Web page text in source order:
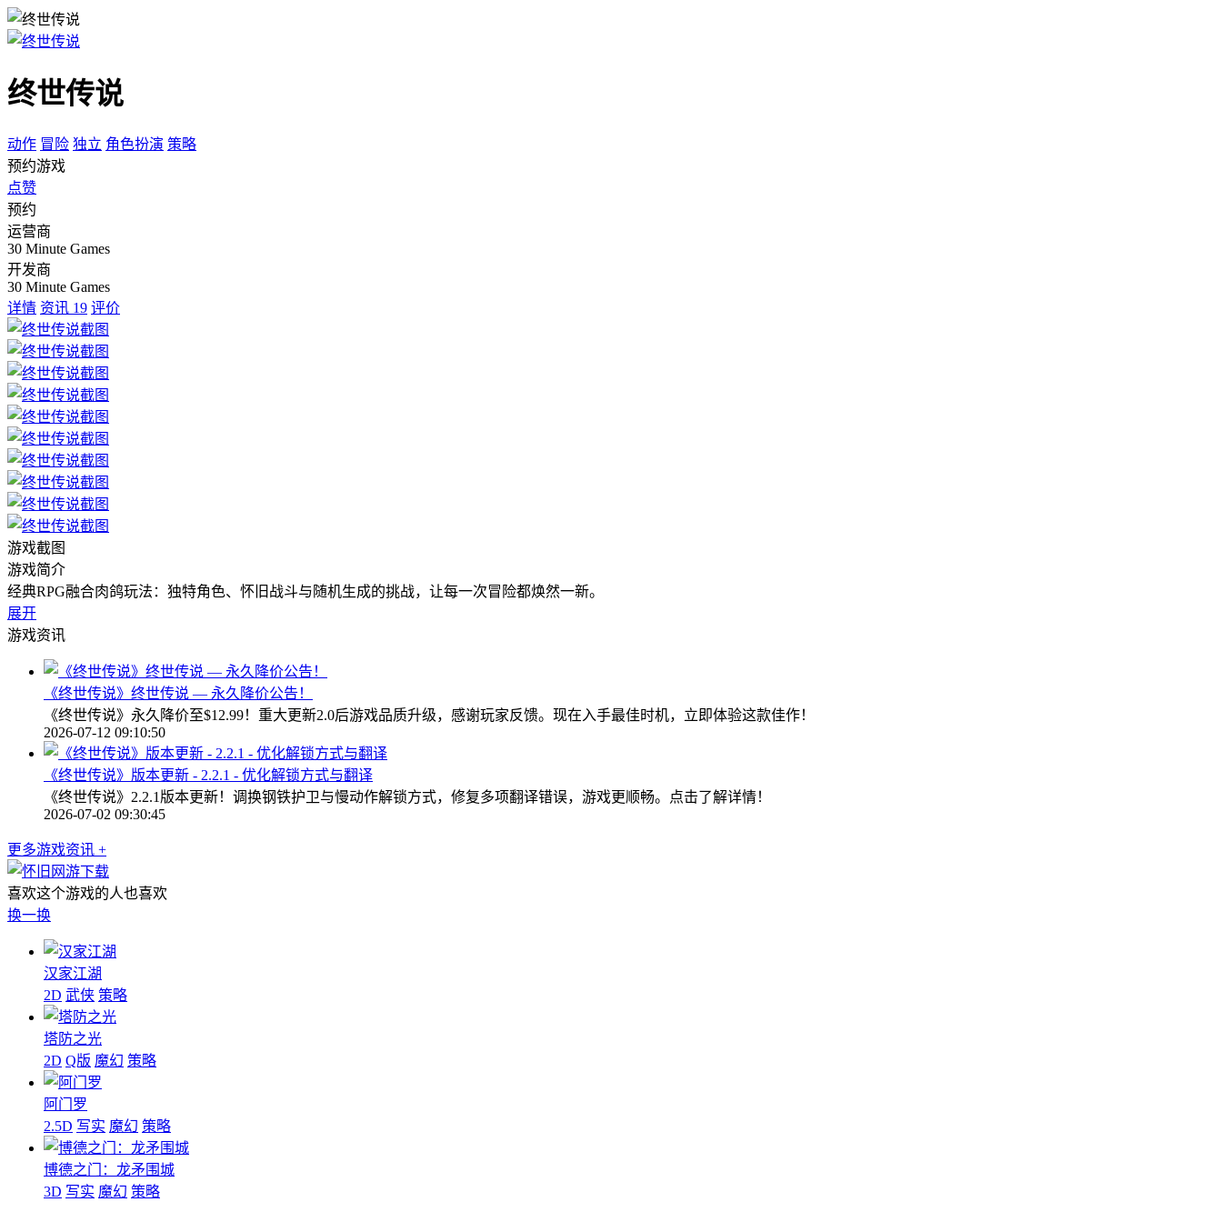
终世传说
动作 冒险 独立 角色扮演 策略
预约游戏
点赞
预约
运营商
30 Minute Games
开发商
30 Minute Games
详情 资讯 19 评价
游戏截图
游戏简介
经典RPG融合肉鸽玩法：独特角色、怀旧战斗与随机生成的挑战，让每一次冒险都焕然一新。
展开
游戏资讯
《终世传说》终世传说 — 永久降价公告！
《终世传说》永久降价至$12.99！重大更新2.0后游戏品质升级，感谢玩家反馈。现在入手最佳时机，立即体验这款佳作！
2026-07-12 09:10:50
《终世传说》版本更新 - 2.2.1 - 优化解锁方式与翻译
《终世传说》2.2.1版本更新！调换钢铁护卫与慢动作解锁方式，修复多项翻译错误，游戏更顺畅。点击了解详情！
2026-07-02 09:30:45
更多游戏资讯 +
喜欢这个游戏的人也喜欢
换一换
汉家江湖
2D 武侠 策略
塔防之光
2D Q版 魔幻 策略
阿门罗
2.5D 写实 魔幻 策略
博德之门：龙矛围城
3D 写实 魔幻 策略